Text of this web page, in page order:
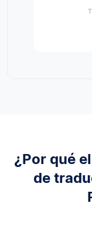
¿Por qué
de